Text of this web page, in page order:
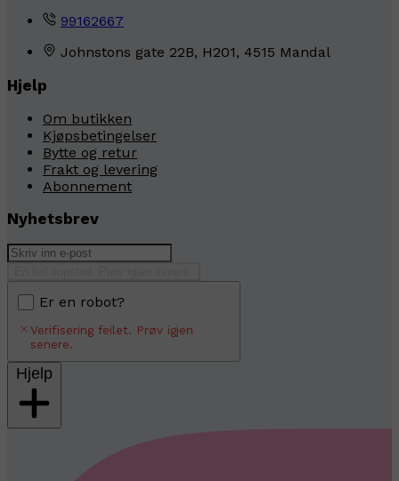
99162667
Johnstons gate 22B, H201, 4515 Mandal
Hjelp
Om butikken
Kjøpsbetingelser
Bytte og retur
Frakt og levering
Abonnement
Nyhetsbrev
Er en robot?
Verifisering feilet. Prøv igjen
senere.
Hjelp